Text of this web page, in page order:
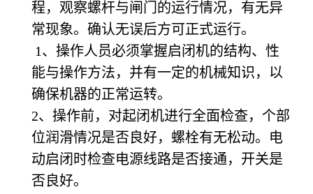
程，观察螺杆与闸门的运行情况，有无异
常现象。确认无误后方可正式运行。
1、操作人员必须掌握启闭机的结构、性
能与操作方法，并有一定的机械知识，以
确保机器的正常运转。
2、操作前，对起闭机进行全面检查，个部
位润滑情况是否良好，螺栓有无松动。电
动启闭时检查电源线路是否接通，开关是
否良好。